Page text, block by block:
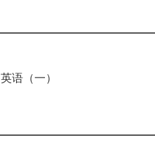
英语（一）